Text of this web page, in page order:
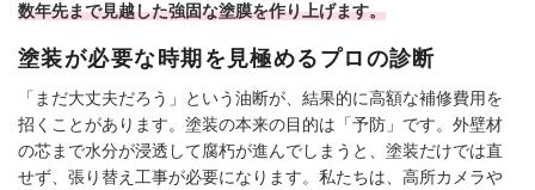
数年先まで見越した強固な塗膜を作り上げます。
塗装が必要な時期を見極めるプロの診断
「まだ大丈夫だろう」という油断が、結果的に高額な補修費用を
招くことがあります。塗装の本来の目的は「予防」です。外壁材
の芯まで水分が浸透して腐朽が進んでしまうと、塗装だけでは直
せず、張り替え工事が必要になります。私たちは、高所カメラや